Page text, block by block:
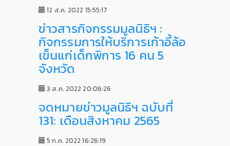
12 ส.ค. 2022 15:55:17
ข่าวสารกิจกรรมมูลนิธิฯ :
กิจกรรมการให้บริการเก้าอี้ล้อ
เข็นแก่เด็กพิการ 16 คน 5
จังหวัด
3 ส.ค. 2022 20:06:26
จดหมายข่าวมูลนิธิฯ ฉบับที่
131: เดือนสิงหาคม 2565
5 ก.ค. 2022 16:26:19